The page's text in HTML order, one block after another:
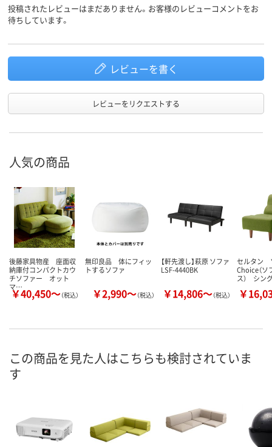
投稿されたレビューはまだありません。お客様のレビューコメントをお
待ちしています。
レビューを書く
レビューをリクエストする
人気の商品
後藤家具物産 座面収
納庫付コンパクトカウ
チソファー オット
マ…
￥40,450～（税込）
無印良品 体にフィッ
トするソファ
￥2,990～（税込）
【軒先渡し】萩原 ソファ
LSF-4440BK
￥14,806～（税込）
セルタン
Choice（ソ
ス） シ
￥
この商品を見た人はこちらも検討されていま
す